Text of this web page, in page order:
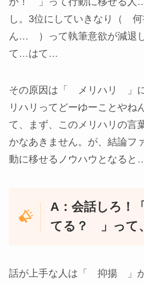
し。3位にしていきなり（ 何
ん… ）って執筆意欲が減退
て…はて…
その原因は「 メリハリ 」
リハリってどーゆーことやね
て、まず、このメリハリの言
かなあきません。が、結論フ
動に移せるノウハウとなると
A：会話しろ！
てる？ 」って
話が上手な人は「 抑揚 」